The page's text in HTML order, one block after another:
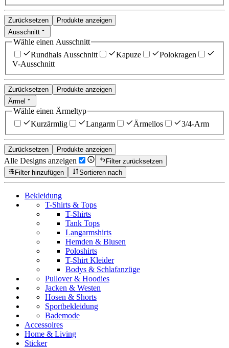
Zurücksetzen
Produkte anzeigen
Ausschnitt
Wähle einen Ausschnitt
Rundhals Ausschnitt
Kapuze
Polokragen
V-Ausschnitt
Zurücksetzen
Produkte anzeigen
Ärmel
Wähle einen Ärmeltyp
Kurzärmlig
Langarm Ärmellos 3/4-Arm
Zurücksetzen Produkte anzeigen
Alle Designs anzeigen
Filter zurücksetzen
Filter hinzufügen
Sortieren nach
Bekleidung
T-Shirts & Tops
T-Shirts
Tank Tops
Langarmshirts
Hemden & Blusen
Poloshirts
T-Shirt Kleider
Bodys & Schlafanzüge
Pullover & Hoodies
Jacken & Westen
Hosen & Shorts
Sportbekleidung
Bademode
Accessoires
Home & Living
Sticker